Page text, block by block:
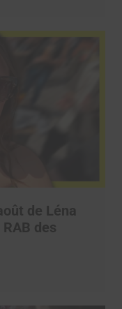
de Léna
des